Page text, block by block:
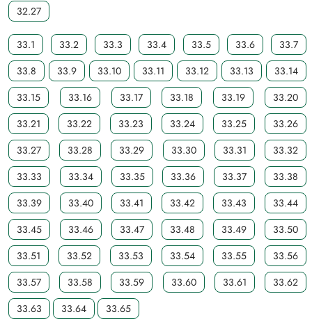
32.27
33.1 33.2 33.3 33.4 33.5 33.6
33.7
33.8
33.9 33.10 33.11 33.12 33.13
33.14
33.15
33.16 33.17 33.18 33.19
33.20
33.21
33.22 33.23 33.24 33.25
33.26
33.27
33.28 33.29 33.30 33.31
33.32
33.33
33.34 33.35 33.36 33.37
33.38
33.39
33.40 33.41 33.42 33.43
33.44
33.45
33.46 33.47 33.48 33.49
33.50
33.51
33.52 33.53 33.54 33.55
33.56
33.57
33.58 33.59 33.60 33.61
33.62
33.63
33.64 33.65